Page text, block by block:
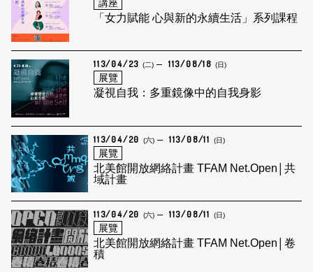
講座
「女力賦能 心與新的永續生活」系列課程
113/04/23 (二) 113/08/18 (日)
展覽
凝視自我：多重鏡像中的自我身影
113/04/20 (六) 113/08/11 (日)
展覽
北美館開放網絡計畫 TFAM Net.Open│共
域計畫
113/04/20 (六) 113/08/11 (日)
展覽
北美館開放網絡計畫 TFAM Net.Open│卷
積